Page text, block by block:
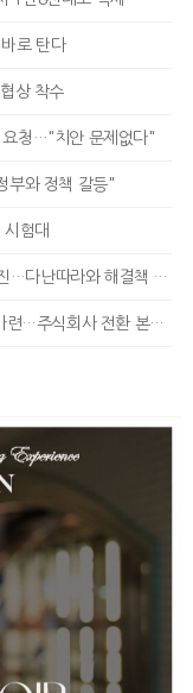
로 탄다
상 착수
요청…"치안 문제없다"
부와 정책 갈등"
험대
난따라와 해결책 모색
…주식회사 전환 본격화